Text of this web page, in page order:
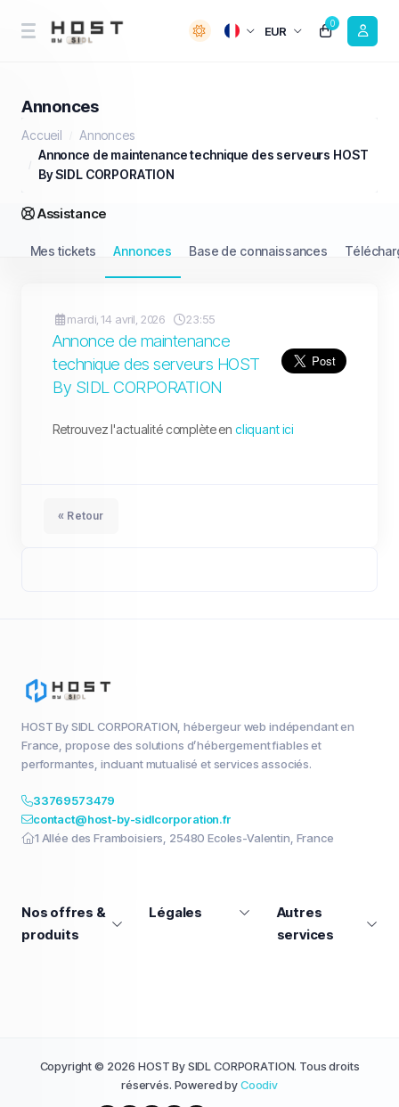
EUR
0
Annonces
Accueil
Annonces
Annonce de maintenance technique des serveurs HOST
By SIDL CORPORATION
Assistance
Mes tickets Annonces Base de connaissances
mardi, 14 avril, 2026 23:55
Annonce de maintenance
technique des serveurs HOST
By SIDL CORPORATION
Retrouvez l'actualité complète en cliquant ici
« Retour
HOST By SIDL CORPORATION, hébergeur web indépendant en
France, propose des solutions d’hébergement fiables et
performantes, incluant mutualisé et services associés.
33769573479
contact@host-by-sidlcorporation.fr
1 Allée des Framboisiers, 25480 Ecoles-Valentin, France
Nos offres &
produits
Légales
Autres
services
Copyright © 2026 HOST By SIDL CORPORATION. Tous droits
réservés. Powered byCoodiv